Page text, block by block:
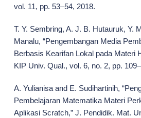
vol. 11, pp. 53–54, 2018.
T. Y. Sembring, A. J. B. Hutauruk, Y.
Manalu, “Pengembangan Media
Berbasis Kearifan Lokal pada Materi
KIP Univ. Qual., vol. 6, no. 2, pp.
A. Yulianisa and E. Sudihartinih,
Pembelajaran Matematika Materi
Aplikasi Scratch,” J. Pendidik. Mat.